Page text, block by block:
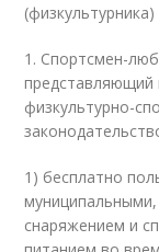
(физкультурника)
1. Спортсмен-
представляющий
физкультурно-
1) бесплатно
снаряжением и